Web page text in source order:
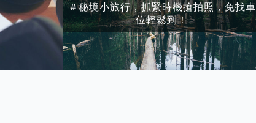
＃秘境小旅行，抓緊時機搶拍照，免找車
位輕鬆到！